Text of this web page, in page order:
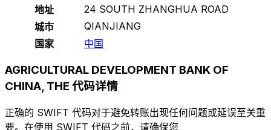
地址
24 SOUTH ZHANGHUA ROAD
城市
QIANJIANG
国家
中国
AGRICULTURAL DEVELOPMENT BANK OF
CHINA, THE 代码详情
正确的 SWIFT 代码对于避免转账出现任何问题或延误至关重
要。在使用 SWIFT 代码之前，请确保您